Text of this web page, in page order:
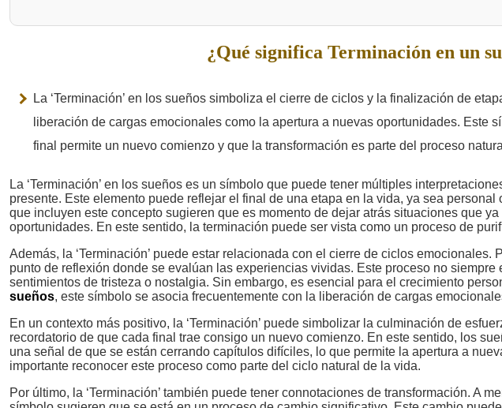
¿Qué significa Terminación en un
La ‘Terminación’ en los sueños simboliza el cierre de ciclos y la finalización de
liberación de cargas emocionales como la apertura a nuevas oportunidades. Este
final permite un nuevo comienzo y que la transformación es parte del proceso
La ‘Terminación’ en los sueños es un símbolo que puede tener múltiples
presente. Este elemento puede reflejar el final de una etapa en la vida, ya sea
que incluyen este concepto sugieren que es momento de dejar atrás situaciones que
oportunidades. En este sentido, la terminación puede ser vista como un proceso de
Además, la ‘Terminación’ puede estar relacionada con el cierre de ciclos emocionales.
punto de reflexión donde se evalúan las experiencias vividas. Este proceso no
sentimientos de tristeza o nostalgia. Sin embargo, es esencial para el crecimiento
sueños, este símbolo se asocia frecuentemente con la liberación de cargas
En un contexto más positivo, la ‘Terminación’ puede simbolizar la culminación de
recordatorio de que cada final trae consigo un nuevo comienzo. En este sentido, los
una señal de que se están cerrando capítulos difíciles, lo que permite la apertura a
importante reconocer este proceso como parte del ciclo natural de la vida.
Por último, la ‘Terminación’ también puede tener connotaciones de transformación. A